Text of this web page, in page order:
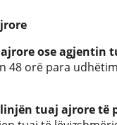
ose agjentin
48 orë para
tuaj ajrore të